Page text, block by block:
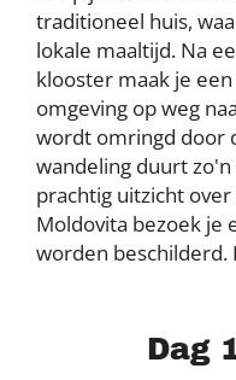
traditioneel huis,
lokale maaltijd. Na
klooster maak je
omgeving op weg
wordt omringd door
wandeling duurt
prachtig uitzicht
Moldovita bezoek je
worden beschilderd.
Dag